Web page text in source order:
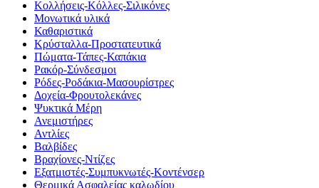
Κολλήσεις-Κόλλες-Σιλικόνες
Μονωτικά υλικά
Καθαριστικά
Κρύσταλλα-Προστατευτικά
Πώματα-Τάπες-Καπάκια
Ρακόρ-Σύνδεσμοι
Ρόδες-Ροδάκια-Μασουρίστρες
Δοχεία-Φρουτολεκάνες
Ψυκτικά Μέρη
Ανεμιστήρες
Αντλίες
Βαλβίδες
Βραχίονες-Ντίζες
Εξατμιστές-Συμπυκνωτές-Κοντένσερ
Θερμικά Ασφαλείας καλωδίου